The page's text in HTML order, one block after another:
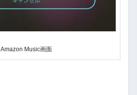
Amazon Music画面